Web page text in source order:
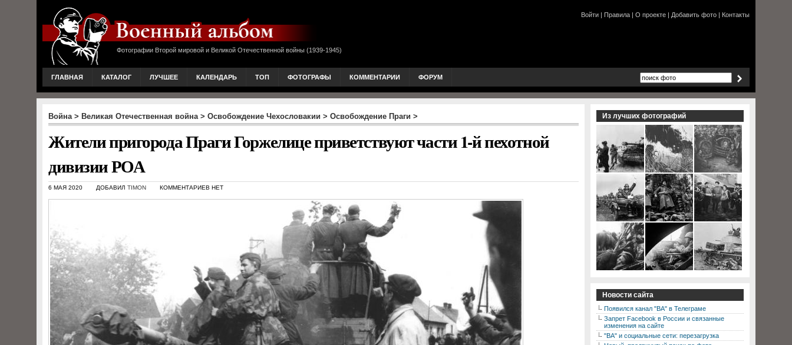
Фотографии Второй мировой и Великой Отечественной войны (1939-1945)
Войти | Правила | О проекте | Добавить фото | Контакты
ГЛАВНАЯ КАТАЛОГ ЛУЧШЕЕ КАЛЕНДАРЬ ТОП ФОТОГРАФЫ КОММЕНТАРИИ ФОРУМ
Война> Великая Отечественная война> Освобождение Чехословакии > Освобождение Праги >
Жители пригорода Праги Горжелице приветствуют части 1-й пехотной
дивизии РОА
6 МАЯ 2020 ДОБАВИЛ TIMON КОММЕНТАРИЕВ НЕТ
Из лучших фотографий
Новости сайта
Появился канал "ВА" в Телеграме
Запрет Facebook в России и связанные
изменения на сайте
"ВА" и социальные сети: перезагрузка